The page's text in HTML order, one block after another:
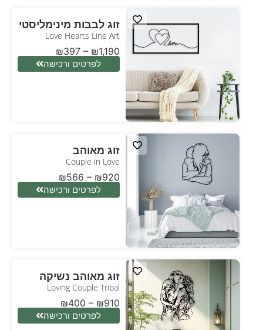
זוג לבבות מינימליסטי
Love Hearts Line Art
₪397 – ₪1,190
לפרטים ורכישה
זוג מאוהב
Couple in Love
₪566 – ₪920
לפרטים ורכישה
זוג מאוהב נשיקה
Loving Couple Tribal
₪400 – ₪910
לפרטים ורכישה